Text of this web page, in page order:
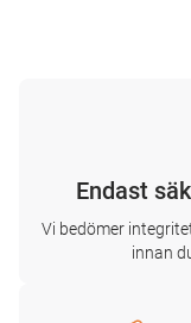
Endast
Vi bedömer
innan